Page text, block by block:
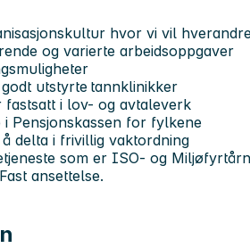
hvor vi vil
og varierte arbeidsoppgaver
utstyrte tannklinikker
fastsatt i lov- og avtaleverk
i Pensjonskassen for fylkene
delta i frivillig vaktordning
som er ISO- og
ansettelse.